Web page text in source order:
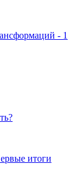
- 1
итоги